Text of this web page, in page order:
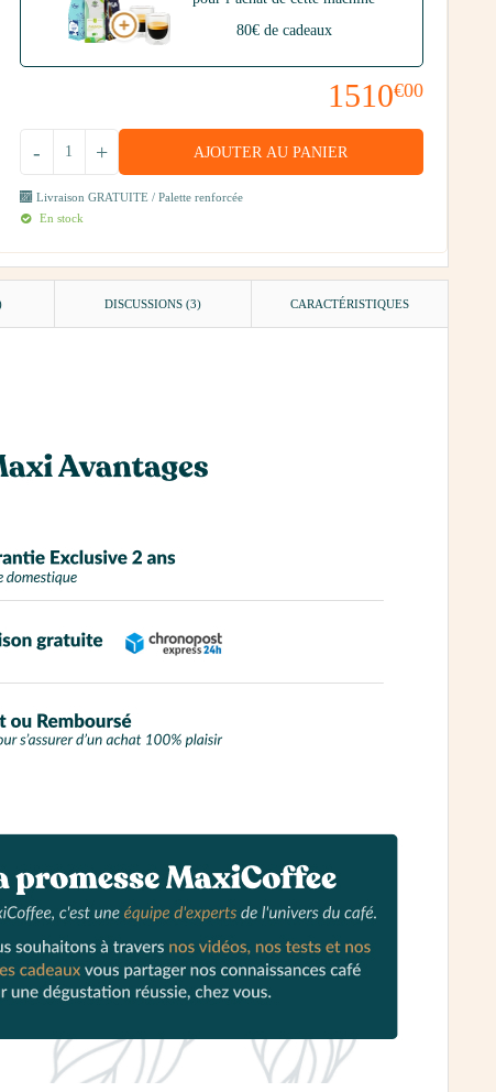
80€ de cadeaux
1510€00
+
- AJOUTER AU PANIER
Livraison GRATUITE / Palette renforcée
En stock
DISCUSSIONS (3) CARACTÉRISTIQUES